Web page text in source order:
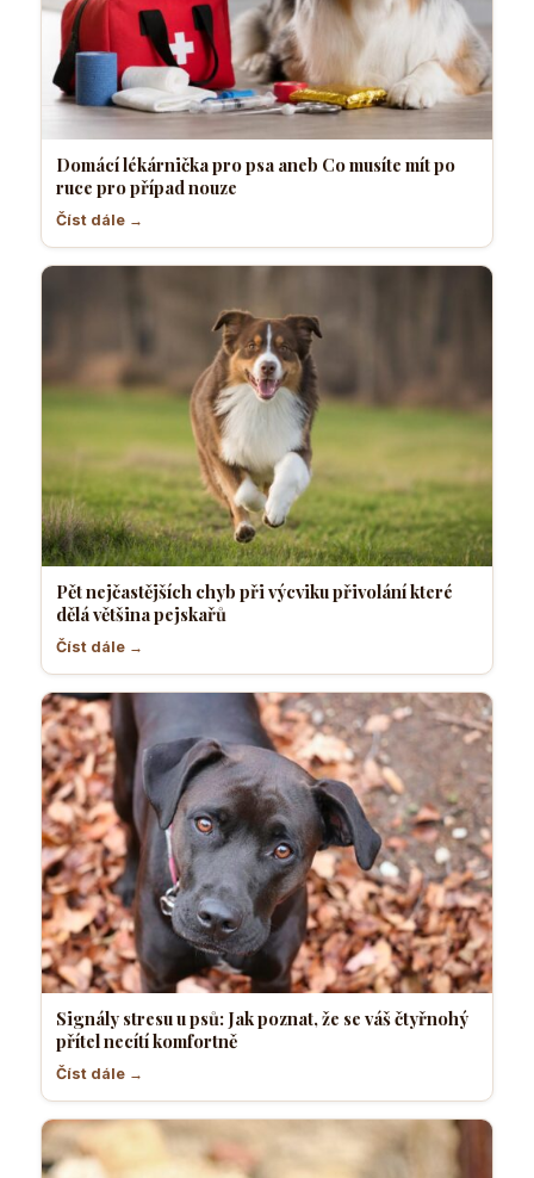
Domácí lékárnička pro psa aneb Co musíte mít po
ruce pro případ nouze
Číst dále →
Pět nejčastějších chyb při výcviku přivolání které
dělá většina pejskařů
Číst dále →
Signály stresu u psů: Jak poznat, že se váš čtyřnohý
přítel necítí komfortně
Číst dále →